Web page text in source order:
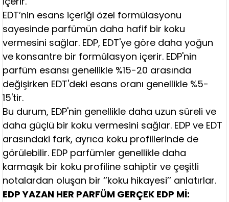
EDT’nin esans içeriği özel formülasyonu
sayesinde parfümün daha hafif bir koku
vermesini sağlar. EDP, EDT'ye göre daha yoğun
ve konsantre bir formülasyon içerir. EDP'nin
parfüm esansı genellikle %15-20 arasında
değişirken EDT'deki esans oranı genellikle %5-
15'tir.
Bu durum, EDP'nin genellikle daha uzun süreli ve
daha güçlü bir koku vermesini sağlar. EDP ve EDT
arasındaki fark, ayrıca koku profillerinde de
görülebilir. EDP parfümler genellikle daha
karmaşık bir koku profiline sahiptir ve çeşitli
notalardan oluşan bir ‘’koku hikayesi’’ anlatırlar.
EDP YAZAN HER PARFÜM GERÇEK EDP Mİ: